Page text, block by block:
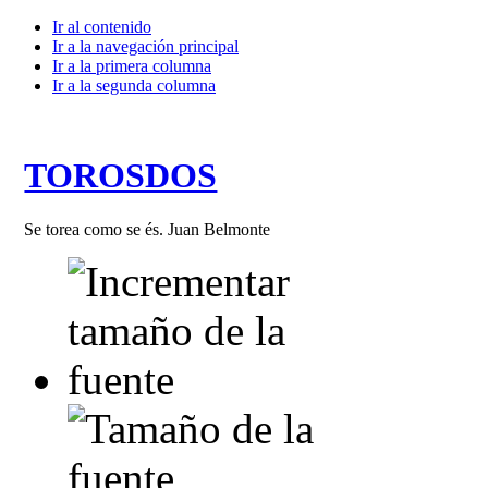
Ir al contenido
Ir a la navegación principal
Ir a la primera columna
Ir a la segunda columna
TOROSDOS
Se torea como se és. Juan Belmonte